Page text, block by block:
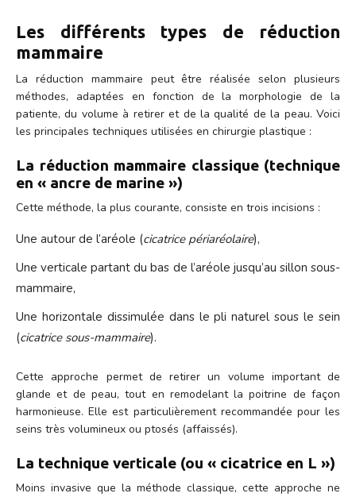
Les différents types de réduction
mammaire
La réduction mammaire peut être réalisée selon plusieurs
méthodes, adaptées en fonction de la morphologie de la
patiente, du volume à retirer et de la qualité de la peau. Voici
les principales techniques utilisées en chirurgie plastique :
La réduction mammaire classique (technique
en « ancre de marine »)
Cette méthode, la plus courante, consiste en trois incisions :
Une autour de l’aréole (cicatrice périaréolaire),
Une verticale partant du bas de l’aréole jusqu’au sillon sous-
mammaire,
Une horizontale dissimulée dans le pli naturel sous le sein
(cicatrice sous-mammaire).
Cette approche permet de retirer un volume important de
glande et de peau, tout en remodelant la poitrine de façon
harmonieuse. Elle est particulièrement recommandée pour les
seins très volumineux ou ptosés (affaissés).
La technique verticale (ou « cicatrice en L »)
Moins invasive que la méthode classique, cette approche ne